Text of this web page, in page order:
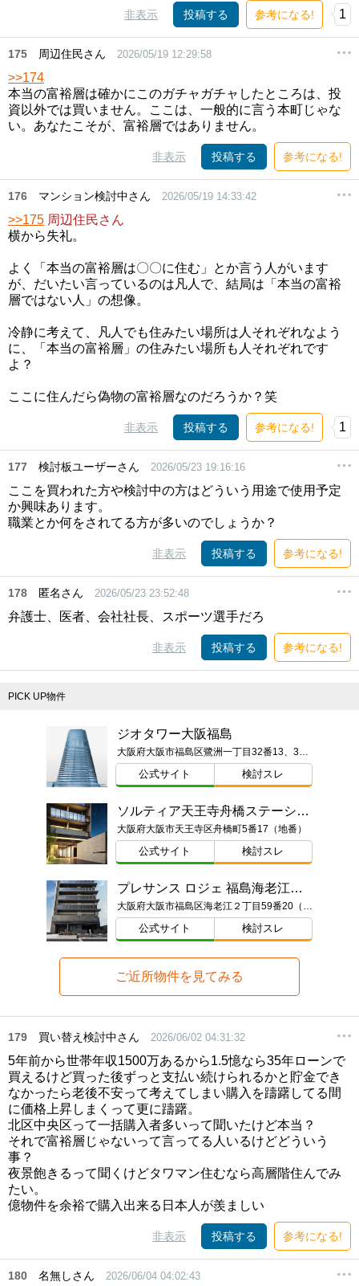
非表示 投稿する 参考になる! 1
175 周辺住民さん 2026/05/19 12:29:58
>>174
本当の富裕層は確かにこのガチャガチャしたところは、投
資以外では買いません。ここは、一般的に言う本町じゃな
い。あなたこそが、富裕層ではありません。
非表示 投稿する 参考になる!
176 マンション検討中さん 2026/05/19 14:33:42
>>175 周辺住民さん
横から失礼。
よく「本当の富裕層は〇〇に住む」とか言う人がいます
が、だいたい言っているのは凡人で、結局は「本当の富裕
層ではない人」の想像。
冷静に考えて、凡人でも住みたい場所は人それぞれなよう
に、「本当の富裕層」の住みたい場所も人それぞれです
よ？
ここに住んだら偽物の富裕層なのだろうか？笑
非表示 投稿する 参考になる! 1
177 検討板ユーザーさん 2026/05/23 19:16:16
ここを買われた方や検討中の方はどういう用途で使用予定
か興味あります。
職業とか何をされてる方が多いのでしょうか？
非表示 投稿する 参考になる!
178 匿名さん 2026/05/23 23:52:48
弁護士、医者、会社社長、スポーツ選手だろ
非表示 投稿する 参考になる!
PICK UP物件
ジオタワー大阪福島
大阪府大阪市福島区鷺洲一丁目32番13、32番12、32番19、34番2、50番、51番1、53番1（地番）
公式サイト 検討スレ
ソルティア天王寺舟橋ステーションゲート
大阪府大阪市天王寺区舟橋町5番17（地番）
公式サイト 検討スレ
プレサンス ロジェ 福島海老江シティパークス
大阪府大阪市福島区海老江２丁目59番20（地番）
公式サイト 検討スレ
ご近所物件を見てみる
179 買い替え検討中さん 2026/06/02 04:31:32
5年前から世帯年収1500万あるから1.5憶なら35年ローンで
買えるけど買った後ずっと支払い続けられるかと貯金でき
なかったら老後不安って考えてしまい購入を躊躇してる間
に価格上昇しまくって更に躊躇。
北区中央区って一括購入者多いって聞いたけど本当？
それで富裕層じゃないって言ってる人いるけどどういう
事？
夜景飽きるって聞くけどタワマン住むなら高層階住んでみ
たい。
億物件を余裕で購入出来る日本人が羨ましい
非表示 投稿する 参考になる!
180 名無しさん 2026/06/04 04:02:43